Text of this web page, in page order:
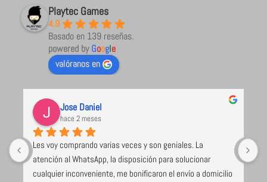
Playtec Games
4.9
Basado en 139 reseñas.
powered byGoogle
valóranos en
Jose Daniel
hace 2 meses
Les voy comprando varias veces y son geniales. La
atención al WhatsApp, la disposición para solucionar
cualquier inconveniente, me bonificaron el envío a domicilio